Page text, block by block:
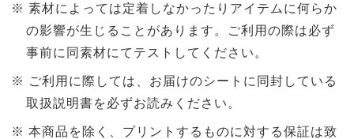
素材によっては定着しなかったりアイテムに何らか
の影響が生じることがあります。ご利用の際は必ず
事前に同素材にてテストしてください。
ご利用に際しては、お届けのシートに同封している
取扱説明書を必ずお読みください。
本商品を除く、プリントするものに対する保証は致